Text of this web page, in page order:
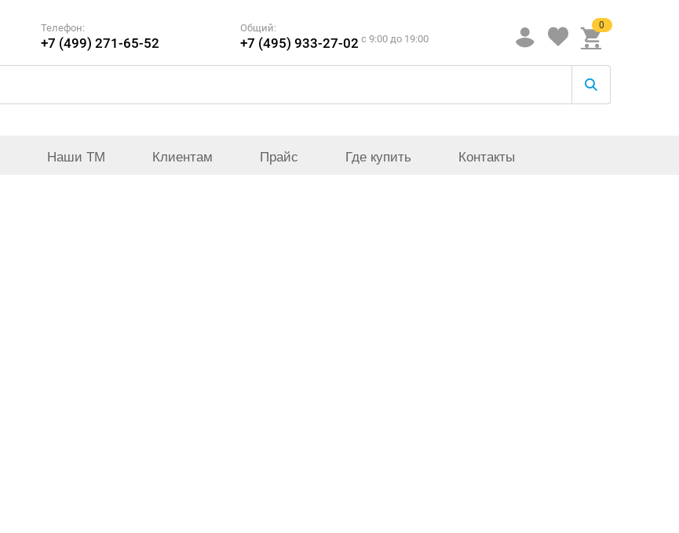
Телефон:
+7 (499) 271-65-52
Общий:
+7 (495) 933-27-02 c 9:00 до 19:00
0
Наши ТМ Клиентам Прайс Где купить Контакты